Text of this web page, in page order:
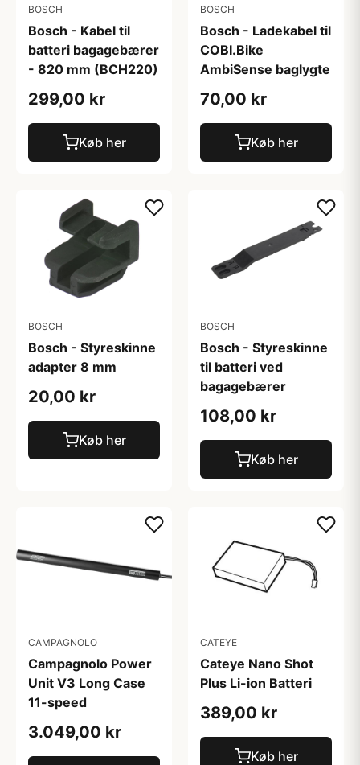
BOSCH
Bosch - Kabel til
batteri bagagebærer
- 820 mm (BCH220)
299,00 kr
Køb her
BOSCH
Bosch - Ladekabel til
COBI.Bike
AmbiSense baglygte
70,00 kr
Køb her
BOSCH
Bosch - Styreskinne
adapter 8 mm
20,00 kr
Køb her
BOSCH
Bosch - Styreskinne
til batteri ved
bagagebærer
108,00 kr
Køb her
CAMPAGNOLO
Campagnolo Power
Unit V3 Long Case
11-speed
3.049,00 kr
CATEYE
Cateye Nano Shot
Plus Li-ion Batteri
389,00 kr
Køb her